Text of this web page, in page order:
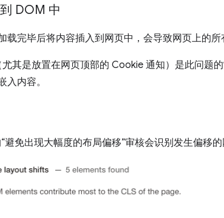
DOM 中
载完毕后将内容插入到网页中，会导致网页上的
尤其是放置在网页顶部的 Cookie 通知）是此问题
入内容。
避免出现大幅度的布局偏移”审核会识别发生偏移